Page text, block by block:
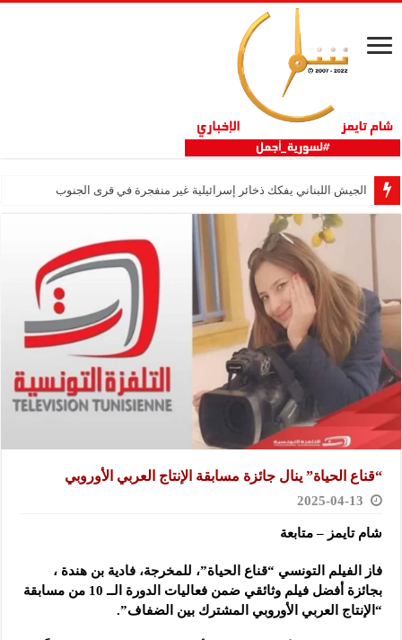
الجيش اللبناني يفكك ذخائر إسرائيلية غير منفجرة في قرى الجنوب
“قناع الحياة” ينال جائزة مسابقة الإنتاج العربي الأوروبي
2025-04-13
شام تايمز – متابعة
فاز الفيلم التونسي “قناع الحياة”، للمخرجة، فادية بن هندة ،
بجائزة أفضل فيلم وثائقي ضمن فعاليات الدورة الــ 10 من مسابقة
“الإنتاج العربي الأوروبي المشترك بين الضفاف”.